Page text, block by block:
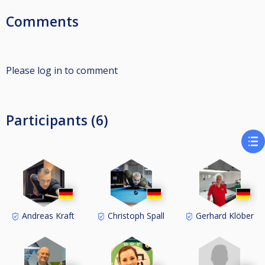
Comments
Please log in to comment
Participants (6)
Andreas Kraft Christoph Spall Gerhard Klöber